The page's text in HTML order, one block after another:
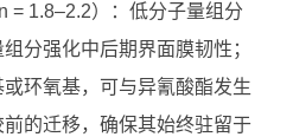
= 1.8–2.2）：低分子量组分
分强化中后期界面膜韧性；
环氧基，可与异氰酸酯发生
的迁移，确保其始终驻留于